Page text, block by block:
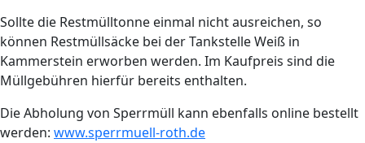
Sollte die Restmülltonne einmal nicht ausreichen, so
können Restmüllsäcke bei der Tankstelle Weiß in
Kammerstein erworben werden. Im Kaufpreis sind die
Müllgebühren hierfür bereits enthalten.
Die Abholung von Sperrmüll kann ebenfalls online bestellt
werden: www.sperrmuell-roth.de